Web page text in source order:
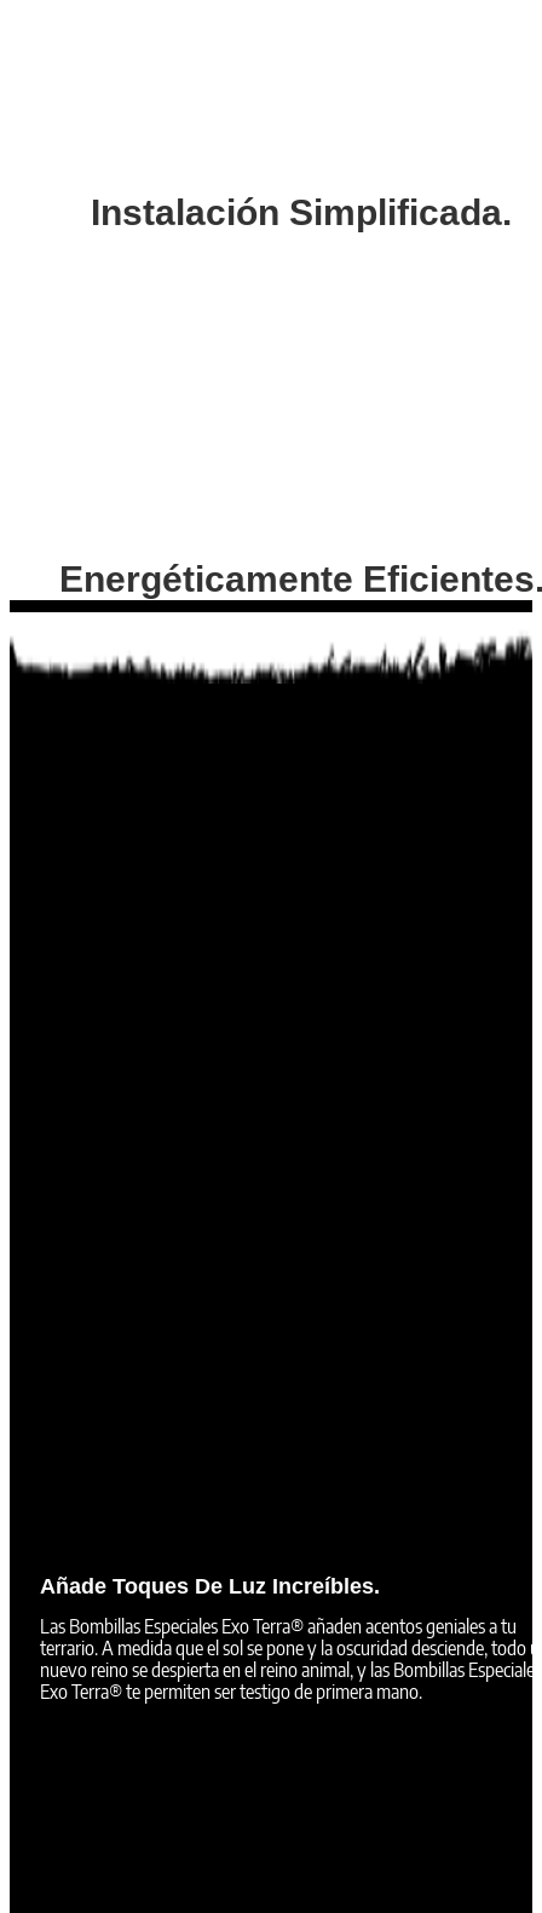
Instalación Simplificada.
Energéticamente
Añade Toques De Luz Increíbles.
Las Bombillas Especiales Exo Terra® añaden acentos geniales a tu
terrario. A medida que el sol se pone y la oscuridad desciende, todo
nuevo reino se despierta en el reino animal, y las Bombillas Especiales
Exo Terra® te permiten ser testigo de primera mano.